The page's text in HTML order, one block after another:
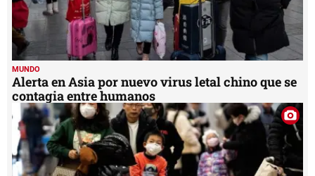
MUNDO
Alerta en Asia por nuevo virus letal chino que se
contagia entre humanos